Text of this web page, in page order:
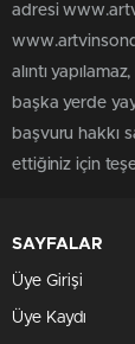
adresi
alıntı
başka yerde
başvuru hakkı
ettiğiniz için
SAYFALAR
Üye Girişi
Üye Kaydı